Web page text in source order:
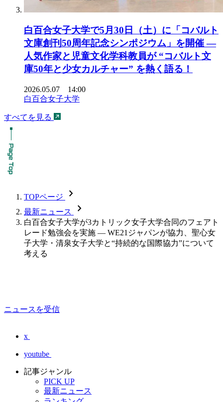
白百合女子大学で5月30日（土）に「コバルト
文庫創刊50周年記念シンポジウム」を開催 ―
人気作家と児童文化学科教員が “コバルト文
庫50年と少女カルチャー” を熱く語る！
2026.05.07 14:00
白百合女子大学
すべてを見る
TOPページ chevron_forward
最新ニュース chevron_forward
白百合女子大学が3カトリック女子大学合同のフェアト
レード勉強会を実施 — WE21ジャパンが協力、聖心女
子大学・清泉女子大学と“持続的な国際協力”について
考える
ニュースを受信
x
youtube
記事ジャンル
PICK UP
最新ニュース